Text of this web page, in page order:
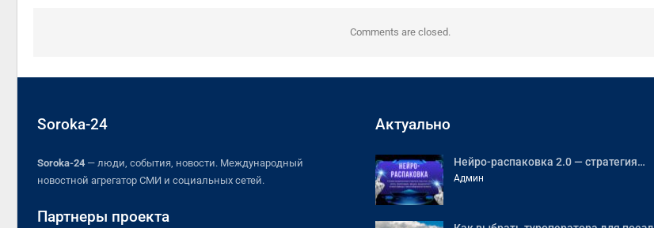
Comments are closed.
Soroka-24
Soroka-24 — люди, события, новости. Международный
новостной агрегатор СМИ и социальных сетей.
Партнеры проекта
Актуально
Нейро-распаковка 2.0 — стратегия…
Админ